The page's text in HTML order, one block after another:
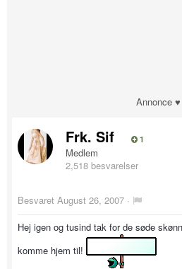
Annonce ♥
Frk. Sif 1
Medlem
2,518 besvarelser
Besvaret August 26, 2007 ·
Hej igen og tusind tak for de søde
komme hjem til!